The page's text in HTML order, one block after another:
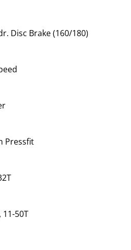
Disc Brake (160/180)
Pressfit
11-50T